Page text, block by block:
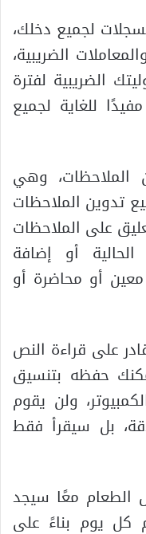
لجميع دخلك،
الضريبية،
الضريبية لفترة
للغاية لجميع
الملاحظات، وهي
تدوين الملاحظات
على الملاحظات
أو إضافة
أو محاضرة أو
على قراءة النص
حفظه بتنسيق
ولن يقوم
بل سيقرأ فقط
الطعام معًا سيجد
كل يوم بناءً على